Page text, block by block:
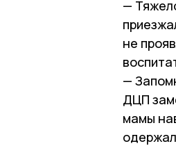
—
не
—
ДЦП
мамы